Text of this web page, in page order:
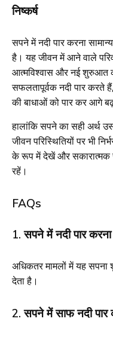
निष्कर्ष
सपने में नदी पार करना
है। यह जीवन में आने वाले
आत्मविश्वास और नई शुरुआत
सफलतापूर्वक नदी पार करते
की बाधाओं को पार कर आगे
हालांकि सपने का सही अर्थ
जीवन परिस्थितियों पर भी
के रूप में देखें और सकारात्मक
रहें।
FAQs
1. सपने में नदी पार
अधिकतर मामलों में यह
देता है।
2. सपने में साफ नदी पार